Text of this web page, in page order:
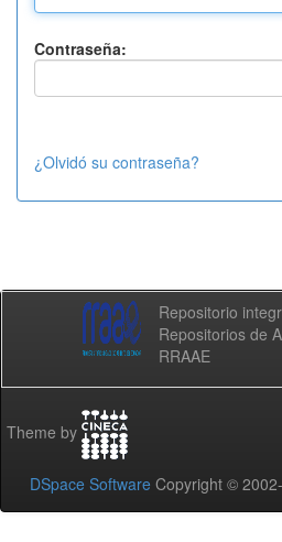
Contraseña:
¿Olvidó su contraseña?
Repositorio
Repositorios de
RRAAE
Theme by
DSpace Software Copyright ©